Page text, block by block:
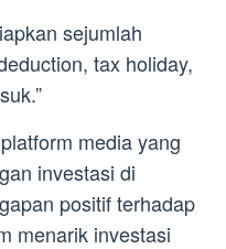
sejumlah
tax holiday,
media yang
investasi di
positif terhadap
menarik investasi